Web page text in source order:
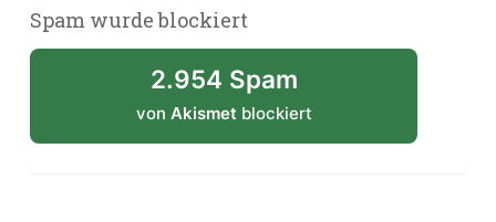
Spam wurde blockiert
2.954 Spam
von Akismet blockiert